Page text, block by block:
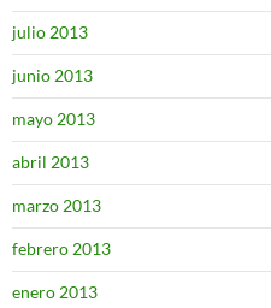
julio 2013
junio 2013
mayo 2013
abril 2013
marzo 2013
febrero 2013
enero 2013